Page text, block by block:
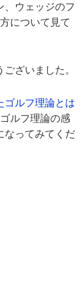
、ウェッジのフ
について見て
ざいました。
ゴルフ理論とは
ルフ理論の感
なってみてくだ